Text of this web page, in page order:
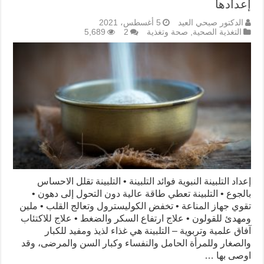
إعدادها
الدكتور صبحي العيد
5 أغسطس، 2021
التغذية الصحية, صحة وتغذية 2
5,689
إعداد التلبينة النبوية فوائد التلبينة • التلبينة تقلل الاحساس
بالجوع • التلبينة تعطي طاقة عالية دون التحول إلى دهون •
تقوي جهاز المناعة • تخفض الكوليسترول وتعالج القلب • ملين
ومهدئ للقولون • علاج ارتفاع السكر والضغط • علاج للاكتئاب
آفاق علمية وتربوية – التلبينة هي غذاء لذيذ ومفيد للكبار
والصغار وللمرأة الحامل والنفساء وكبار السن والمرضى، وقد
اوصى بها …